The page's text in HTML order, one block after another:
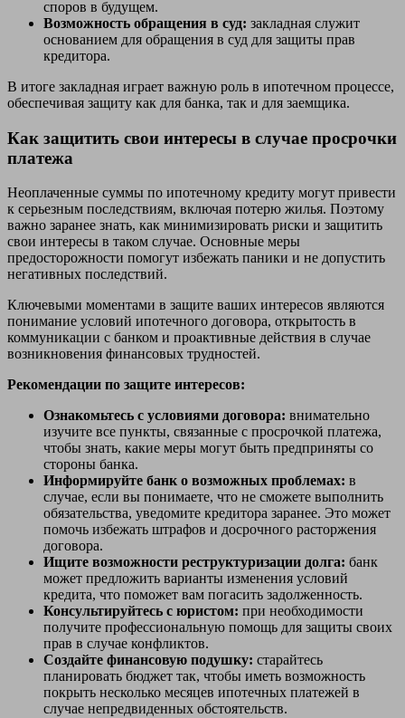
споров в будущем.
Возможность обращения в суд: закладная служит
основанием для обращения в суд для защиты прав
кредитора.
В итоге закладная играет важную роль в ипотечном процессе,
обеспечивая защиту как для банка, так и для заемщика.
Как защитить свои интересы в случае просрочки
платежа
Неоплаченные суммы по ипотечному кредиту могут привести
к серьезным последствиям, включая потерю жилья. Поэтому
важно заранее знать, как минимизировать риски и защитить
свои интересы в таком случае. Основные меры
предосторожности помогут избежать паники и не допустить
негативных последствий.
Ключевыми моментами в защите ваших интересов являются
понимание условий ипотечного договора, открытость в
коммуникации с банком и проактивные действия в случае
возникновения финансовых трудностей.
Рекомендации по защите интересов:
Ознакомьтесь с условиями договора: внимательно
изучите все пункты, связанные с просрочкой платежа,
чтобы знать, какие меры могут быть предприняты со
стороны банка.
Информируйте банк о возможных проблемах: в
случае, если вы понимаете, что не сможете выполнить
обязательства, уведомите кредитора заранее. Это может
помочь избежать штрафов и досрочного расторжения
договора.
Ищите возможности реструктуризации долга: банк
может предложить варианты изменения условий
кредита, что поможет вам погасить задолженность.
Консультируйтесь с юристом: при необходимости
получите профессиональную помощь для защиты своих
прав в случае конфликтов.
Создайте финансовую подушку: старайтесь
планировать бюджет так, чтобы иметь возможность
покрыть несколько месяцев ипотечных платежей в
случае непредвиденных обстоятельств.